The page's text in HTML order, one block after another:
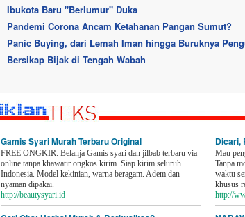
Ibukota Baru "Berlumur" Duka
Pandemi Corona Ancam Ketahanan Pangan Sumut?
Panic Buying, dari Lemah Iman hingga Buruknya
Bersikap Bijak di Tengah Wabah
Gamis Syari Murah Terbaru Original
FREE ONGKIR. Belanja Gamis syari dan jilbab terbaru via
online tanpa khawatir ongkos kirim. Siap kirim seluruh
Indonesia. Model kekinian, warna beragam. Adem dan
nyaman dipakai.
http://beautysyari.id
Dicari,
Mau
Tanpa
waktu
khusus
http://